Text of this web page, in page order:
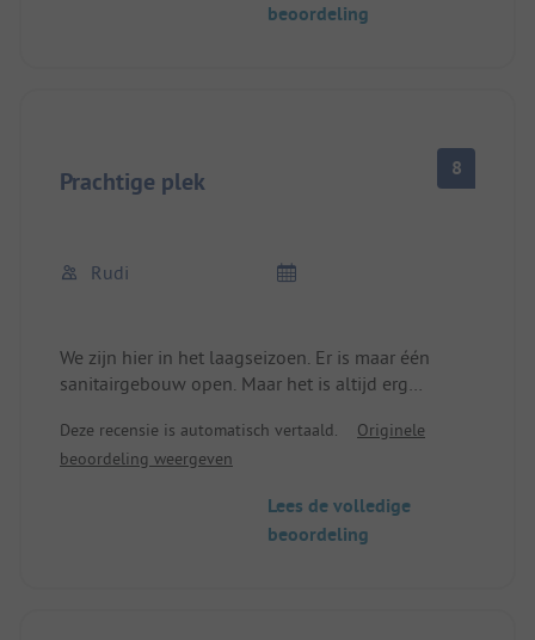
Manager komt niet opdagen ondanks belofte
beoordeling
Prachtige plek 8
Rudi
We zijn hier in het laagseizoen. Er is maar één
sanitairgebouw open. Maar het is altijd erg
markt heeft alles wat je nodig hebt. Wat wij leuk
vonden is dat ze af willen van plastic waterflessen.
tappen. Het duurt ongeveer 15 minuten om naar
Deze recensie is automatisch vertaald.
Originele
beoordeling weergeven
Lees de volledige
beoordeling